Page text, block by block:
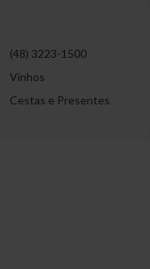
(48) 3223-1500
Vinhos
Cestas e Presentes